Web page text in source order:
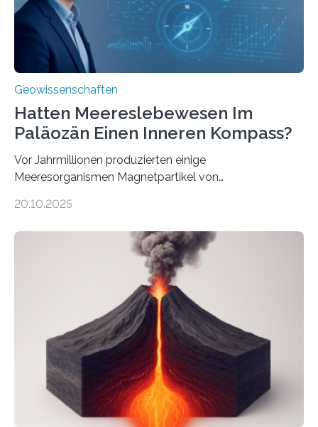
transportiert werden kann. „Das…
Geowissenschaften
Hatten Meereslebewesen Im
Paläozän Einen Inneren Kompass?
Vor Jahrmillionen produzierten einige
Meeresorganismen Magnetpartikel von
Sedimenten zu finden sind. Nun ist es einem
Domänen auf einem dieser „Riesenmagnetfossilien” mit
einer raffinierten Methode an der Diamond-
Röntgenquelle zu kartieren. Ihre Analyse zeigt, dass
diese Partikel es den Organismen ermöglicht haben
könnten, winzige Schwankungen sowohl in der
Richtung als auch in der Intensität des Erdmagnetfelds
wahrzunehmen. Dadurch konnten sie sich verorten und
über den Ozean navigieren. Vor einigen Jahren…
20.10.2025